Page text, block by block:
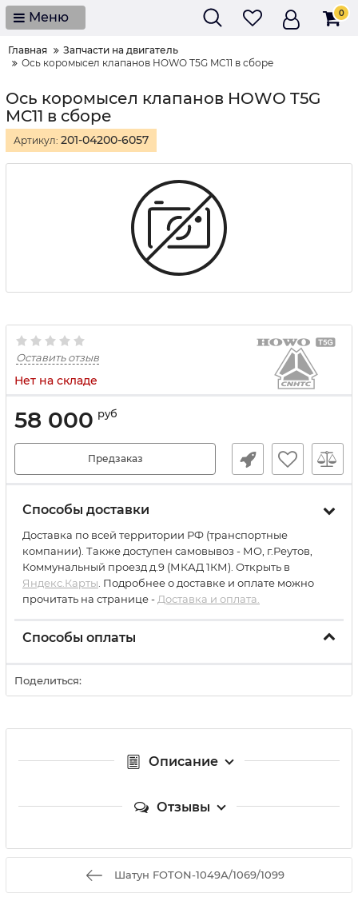
Меню 0
Главная
Запчасти на двигатель
Ось коромысел клапанов HOWO T5G MC11 в сборе
Ось коромысел клапанов HOWO T5G
MC11 в сборе
Артикул: 201-04200-6057
Оставить отзыв
Нет на складе
58 000 руб
Предзаказ
Способы доставки
Доставка по всей территории РФ (транспортные
компании). Также доступен самовывоз - МО, г.Реутов,
Коммунальный проезд д.9 (МКАД 1КМ). Открыть в
Яндекс.Карты . Подробнее о доставке и оплате можно
прочитать на странице - Доставка и оплата.
Способы оплаты
Поделиться:
Описание
Отзывы
Шатун FOTON-1049А/1069/1099